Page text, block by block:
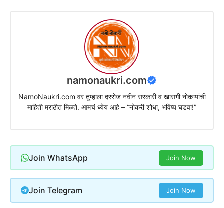
namonaukri.com
NamoNaukri.com वर तुम्हाला दररोज नवीन सरकारी व खासगी नोकऱ्यांची
माहिती मराठीत मिळते. आमचं ध्येय आहे – “नोकरी शोधा, भविष्य घडवा!”
Join WhatsApp Join Now
Join Telegram Join Now